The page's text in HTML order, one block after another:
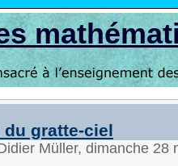
du gratte-ciel
Müller, dimanche 28